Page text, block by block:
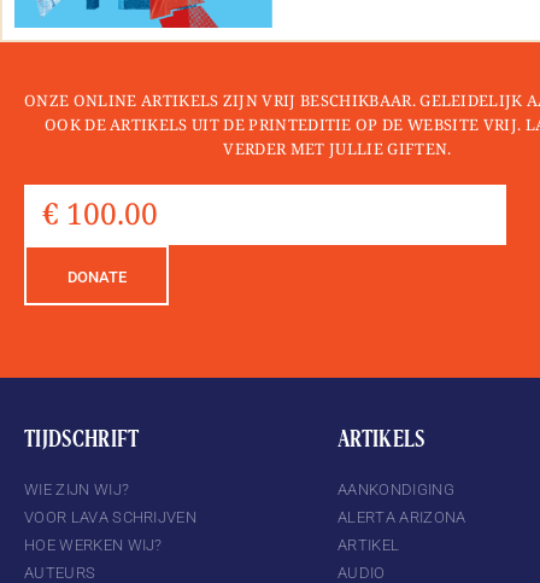
ONZE ONLINE ARTIKELS ZIJN VRIJ BESCHIKBAAR. GELEIDELIJK
OOK DE ARTIKELS UIT DE PRINTEDITIE OP DE WEBSITE VRIJ.
VERDER MET JULLIE GIFTEN.
DONATE
TIJDSCHRIFT
WIE ZIJN WIJ?
VOOR LAVA SCHRIJVEN
HOE WERKEN WIJ?
AUTEURS
ARTIKELS
AANKONDIGING
ALERTA ARIZONA
ARTIKEL
AUDIO